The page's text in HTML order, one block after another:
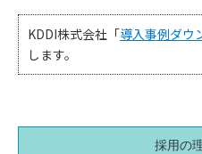
KDDI株式会社「導入事例ダウ
します。
採用の